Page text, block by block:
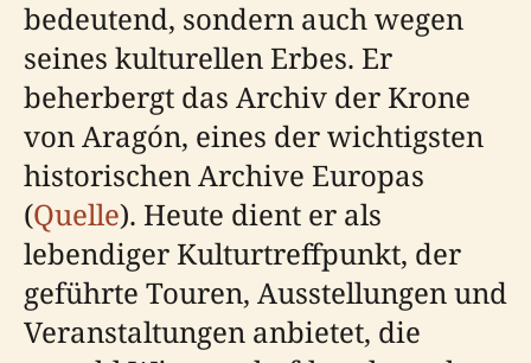
bedeutend, sondern auch wegen
seines kulturellen Erbes. Er
beherbergt das Archiv der Krone
von Aragón, eines der wichtigsten
historischen Archive Europas
(Quelle). Heute dient er als
lebendiger Kulturtreffpunkt, der
geführte Touren, Ausstellungen und
Veranstaltungen anbietet, die